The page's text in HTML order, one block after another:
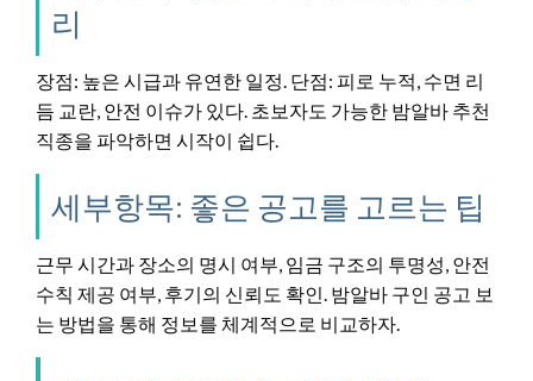
리
장점: 높은 시급과 유연한 일정. 단점: 피로 누적, 수면 리
듬 교란, 안전 이슈가 있다. 초보자도 가능한 밤알바 추천
직종을 파악하면 시작이 쉽다.
세부항목: 좋은 공고를 고르는 팁
근무 시간과 장소의 명시 여부, 임금 구조의 투명성, 안전
수칙 제공 여부, 후기의 신뢰도 확인. 밤알바 구인 공고 보
는 방법을 통해 정보를 체계적으로 비교하자.